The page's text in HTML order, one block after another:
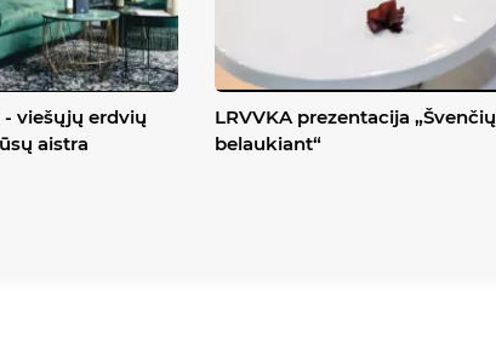
- viešųjų erdvių
aistra
LRVVKA prezentacija „Švenčių
belaukiant“